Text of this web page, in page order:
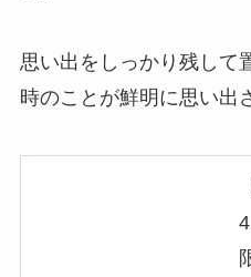
思い出をしっかり残して
時のことが鮮明に思い出